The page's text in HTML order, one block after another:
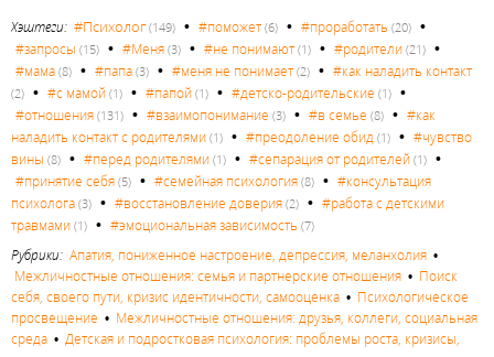
Хэштеги: #Психолог(149) • #поможет(6) • #проработать (20) •
#запросы (15) • #Меня (3) • #не понимают(1) • #родители (21) •
#мама (8) • #папа (3) • #меня не понимает(2) • #как наладить контакт
(2) • #с мамой (1) • #папой (1) • #детско-родительские (1) •
#отношения (131) • #взаимопонимание (3) • #в семье (8) • #как
наладить контакт с родителями (1) • #преодоление обид (1) • #чувство
вины (8) • #перед родителями (1) • #сепарация от родителей (1) •
#принятие себя (5) • #семейная психология (8) • #консультация
психолога (3) • #восстановление доверия (2) • #работа с детскими
травмами (1) • #эмоциональная зависимость (7)
Рубрики: Апатия, пониженное настроение, депрессия, меланхолия •
Межличностные отношения: семья и партнерские отношения • Поиск
себя, своего пути, кризис идентичности, самооценка • Психологическое
просвещение • Межличностные отношения: друзья, коллеги, социальная
среда • Детская и подростковая психология: проблемы роста, кризисы,